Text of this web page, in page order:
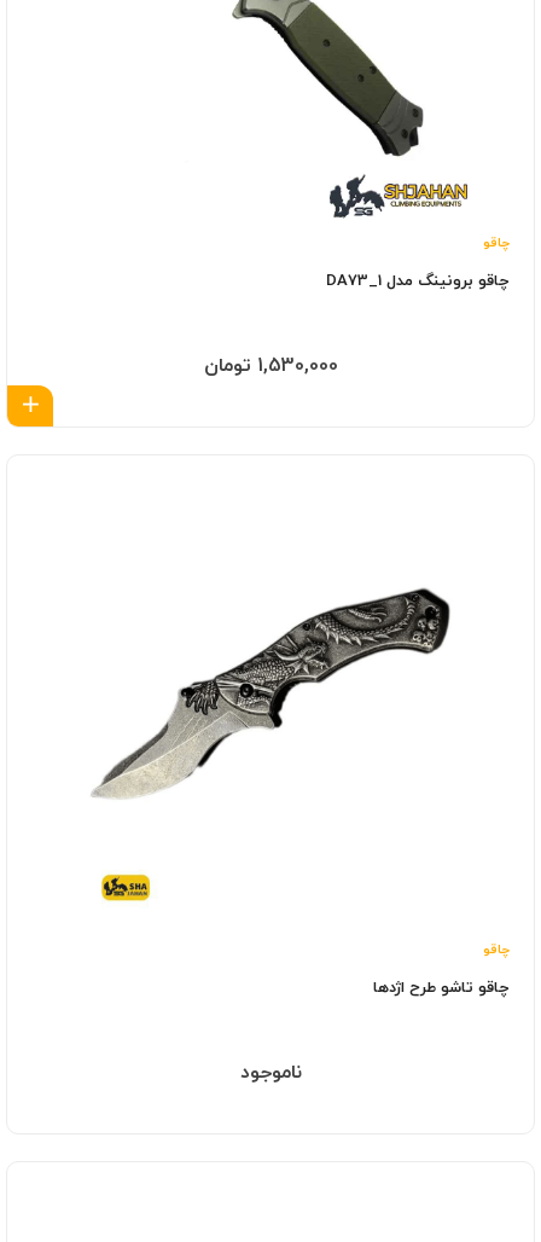
چاقو
چاقو برونینگ مدل DA73_1
1,530,000 تومان
چاقو
چاقو تاشو طرح اژدها
ناموجود